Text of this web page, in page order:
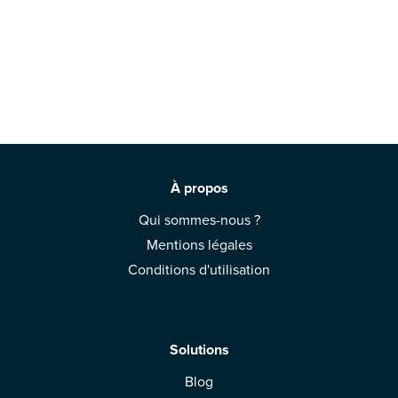
À propos
Qui sommes-nous ?
Mentions légales
Conditions d'utilisation
Solutions
Blog